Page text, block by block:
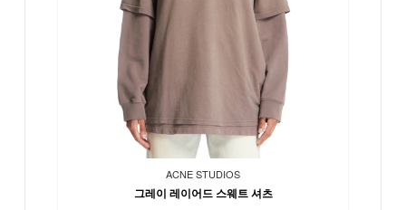
ACNE STUDIOS
그레이 레이어드 스웨트 셔츠